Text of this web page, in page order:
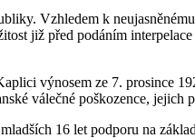
Vzhledem k
již před podáním
výnosem ze 7. prosince
válečné poškozence, jejich
16 let podporu na